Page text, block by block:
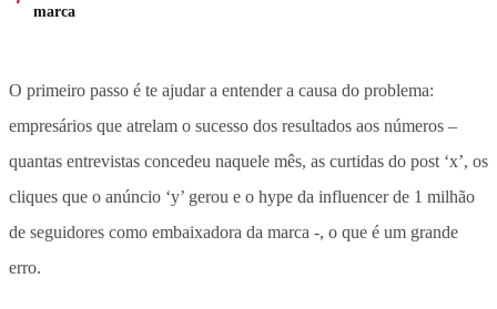
marca
O primeiro passo é te ajudar a entender a causa do problema:
empresários que atrelam o sucesso dos resultados aos números –
quantas entrevistas concedeu naquele mês, as curtidas do post ‘x’, os
cliques que o anúncio ‘y’ gerou e o hype da influencer de 1 milhão
de seguidores como embaixadora da marca -, o que é um grande
erro.